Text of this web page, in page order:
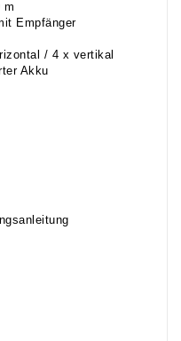
m
Empfänger
/ 4 x vertikal
Akku